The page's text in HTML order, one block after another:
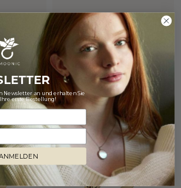
Romantic Hearts
Gelbgold 585 mit Blautopas
1.314 €
Newsletter an und erhalten Sie
erste Bestellung!